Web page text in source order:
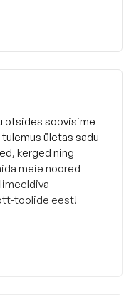
otsides soovisime
ületas sadu
kerged ning
meie noored
toolide eest!